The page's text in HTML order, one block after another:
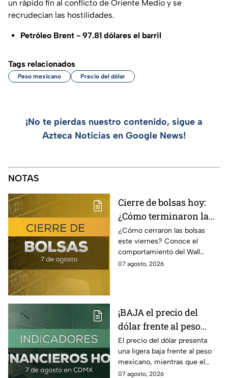
un rápido fin al conflicto de Oriente Medio y se
recrudecían las hostilidades.
Petróleo Brent - 97.81 dólares el barril
Tags relacionados
Peso mexicano Precio del dólar
¡No te pierdas nuestro contenido, sigue a
Azteca Noticias en Google News!
NOTAS
Cierre de bolsas hoy:
¿Cómo terminaron la
BMV y el Wall Street
hoy 7 de agosto
¿Cómo cerraron las bolsas
este viernes? Conoce el
comportamiento del Wall
Street y de la BMV, así como el
07 agosto, 2026
¡BAJA el precio del
dólar frente al peso
hoy! Así quedó este
viernes 7 de agosto
2026
El precio del dólar presenta
una ligera baja frente al peso
mexicano, mientras que el
petróleo también presenta una
07 agosto, 2026